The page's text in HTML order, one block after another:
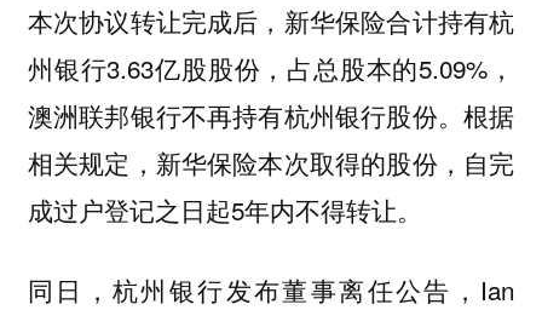
本次协议转让完成后，新华保险合计持有杭
州银行3.63亿股股份，占总股本的5.09%，
澳洲联邦银行不再持有杭州银行股份。根据
相关规定，新华保险本次取得的股份，自完
成过户登记之日起5年内不得转让。
同日，杭州银行发布董事离任公告，Ian